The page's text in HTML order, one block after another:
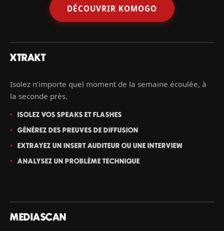
DÉCOUVRIR KOMOGO
XTRAKT
Isolez n’importe quel moment de la semaine écoulée, à
la seconde près.
ISOLEZ VOS SPEAKS ET FLASHES
GÉNÉREZ DES PREUVES DE DIFFUSION
EXTRAYEZ UN INSERT AUDITEUR OU UNE INTERVIEW
ANALYSEZ UN PROBLÈME TECHNIQUE
MEDIASCAN